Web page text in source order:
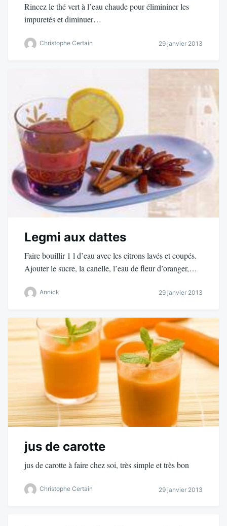
Rincez le thé vert à l’eau chaude pour élimininer les
impuretés et diminuer…
Christophe Certain 29 janvier 2013
Legmi aux dattes
Faire bouillir 1 l d’eau avec les citrons lavés et coupés.
Ajouter le sucre, la canelle, l’eau de fleur d’oranger,…
Annick 29 janvier 2013
jus de carotte
jus de carotte à faire chez soi, très simple et très bon
Christophe Certain 29 janvier 2013